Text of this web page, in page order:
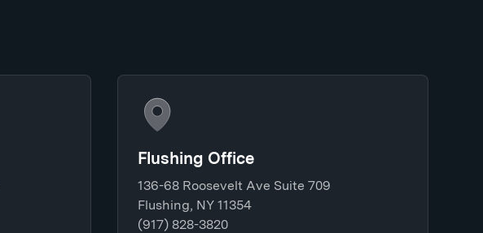
Flushing Office
136-68 Roosevelt Ave Suite 709
Flushing, NY 11354
(917) 828-3820